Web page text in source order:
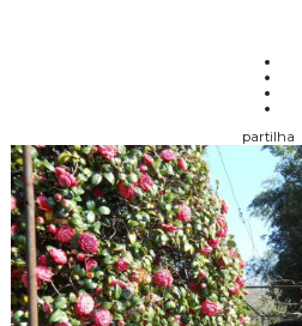
partilha